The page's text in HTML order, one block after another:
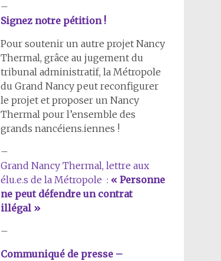
–
Signez notre pétition !
Pour soutenir un autre projet Nancy
Thermal, grâce au jugement du
tribunal administratif, la Métropole
du Grand Nancy peut reconfigurer
le projet et proposer un Nancy
Thermal pour l’ensemble des
grands nancéiens.iennes !
–
Grand Nancy Thermal, lettre aux
élu.e.s de la Métropole : « Personne
ne peut défendre un contrat
illégal »
–
Communiqué de presse –